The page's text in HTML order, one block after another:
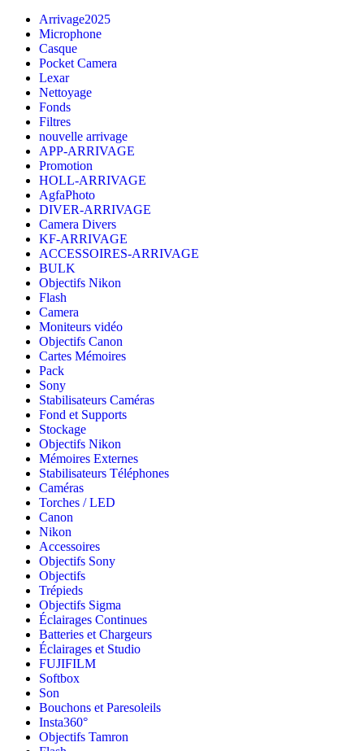
Arrivage2025
Microphone
Casque
Pocket Camera
Lexar
Nettoyage
Fonds
Filtres
nouvelle arrivage
APP-ARRIVAGE
Promotion
HOLL-ARRIVAGE
AgfaPhoto
DIVER-ARRIVAGE
Camera Divers
KF-ARRIVAGE
ACCESSOIRES-ARRIVAGE
BULK
Objectifs Nikon
Flash
Camera
Moniteurs vidéo
Objectifs Canon
Cartes Mémoires
Pack
Sony
Stabilisateurs Caméras
Fond et Supports
Stockage
Objectifs Nikon
Mémoires Externes
Stabilisateurs Téléphones
Caméras
Torches / LED
Canon
Nikon
Accessoires
Objectifs Sony
Objectifs
Trépieds
Objectifs Sigma
Éclairages Continues
Batteries et Chargeurs
Éclairages et Studio
FUJIFILM
Softbox
Son
Bouchons et Paresoleils
Insta360°
Objectifs Tamron